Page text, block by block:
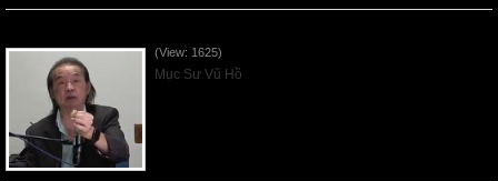
(View: 1625)
Mục Sư Vũ Hồ